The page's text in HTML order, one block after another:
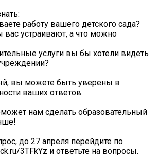
работу вашего детского сада?
вас устраивают, а что можно
услуги вы бы хотели видеть
вы можете быть уверены в
ваших ответов.
нам сделать образовательный
до 27 апреля перейдите по
3TFkYz и ответьте на вопросы.